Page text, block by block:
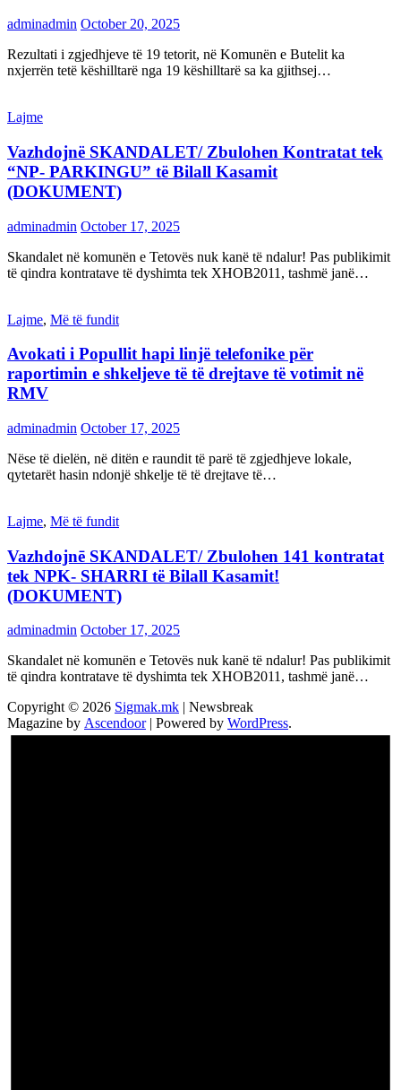
adminadmin October 20, 2025
Rezultati i zgjedhjeve të 19 tetorit, në Komunën e Butelit ka
nxjerrën tetë këshilltarë nga 19 këshilltarë sa ka gjithsej…
Lajme
Vazhdojnë SKANDALET/ Zbulohen Kontratat tek
“NP- PARKINGU” të Bilall Kasamit
(DOKUMENT)
adminadmin October 17, 2025
Skandalet në komunën e Tetovës nuk kanë të ndalur! Pas publikimit
të qindra kontratave të dyshimta tek XHOB2011, tashmë janë…
Lajme, Më të fundit
Avokati i Popullit hapi linjë telefonike për
raportimin e shkeljeve të të drejtave të votimit në
RMV
adminadmin October 17, 2025
Nëse të dielën, në ditën e raundit të parë të zgjedhjeve lokale,
qytetarët hasin ndonjë shkelje të të drejtave të…
Lajme, Më të fundit
Vazhdojnē SKANDALET/ Zbulohen 141 kontratat
tek NPK- SHARRI të Bilall Kasamit!
(DOKUMENT)
adminadmin October 17, 2025
Skandalet në komunën e Tetovës nuk kanë të ndalur! Pas publikimit
të qindra kontratave të dyshimta tek XHOB2011, tashmë janë…
Copyright © 2026 Sigmak.mk | Newsbreak
Magazine by Ascendoor| Powered by WordPress.